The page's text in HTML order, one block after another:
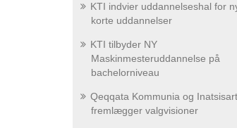
KTI indvier uddannelseshal for
korte uddannelser
KTI tilbyder NY
Maskinmesteruddannelse på
bachelorniveau
Qeqqata Kommunia og
fremlægger valgvisioner